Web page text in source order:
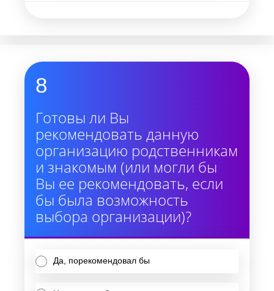
8
Готовы ли Вы
рекомендовать данную
организацию родственникам
и знакомым (или могли бы
Вы ее рекомендовать, если
бы была возможность
выбора организации)?
Да, порекомендовал бы